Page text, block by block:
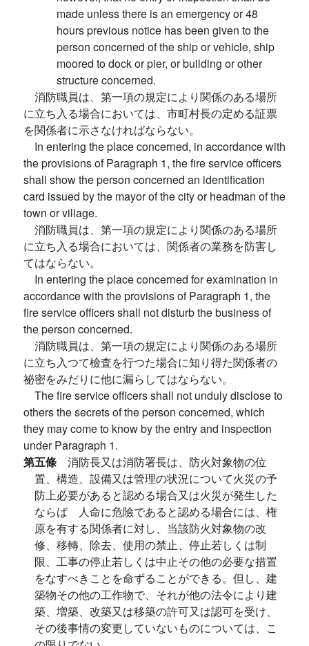
made unless there is an emergency or 48
hours previous notice has been given to the
person concerned of the ship or vehicle, ship
moored to dock or pier, or building or other
structure concerned.
消防職員は、第一項の規定により関係のある場所
に立ち入る場合においては、市町村長の定める証票
を関係者に示さなければならない。
In entering the place concerned, in accordance with
the provisions of Paragraph 1, the fire service officers
shall show the person concerned an identification
card issued by the mayor of the city or headman of the
town or village.
消防職員は、第一項の規定により関係のある場所
に立ち入る場合においては、関係者の業務を防害し
てはならない。
In entering the place concerned for examination in
accordance with the provisions of Paragraph 1, the
fire service officers shall not disturb the business of
the person concerned.
消防職員は、第一項の規定により関係のある場所
に立ち入つて檢査を行つた場合に知り得た関係者の
祕密をみだりに他に漏らしてはならない。
The fire service officers shall not unduly disclose to
others the secrets of the person concerned, which
they may come to know by the entry and inspection
under Paragraph 1.
第五條 消防長又は消防署長は、防火対象物の位
置、構造、設備又は管理の状況について火災の予
防上必要があると認める場合又は火災が発生した
ならば 人命に危險であると認める場合には、権
原を有する関係者に対し、当該防火対象物の改
修、移轉、除去、使用の禁止、停止若しくは制
限、工事の停止若しくは中止その他の必要な措置
をなすべきことを命ずることができる。但し、建
築物その他の工作物で、それが他の法令により建
築、増築、改築又は移築の許可又は認可を受け、
その後事情の変更していないものについては、こ